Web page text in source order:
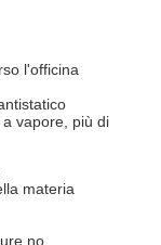
l'officina
vapore, più di
materia
no